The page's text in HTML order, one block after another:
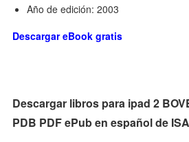
Año de edición: 2003
Descargar eBook gratis
Descargar libros para ipad 2
PDB PDF ePub en español de